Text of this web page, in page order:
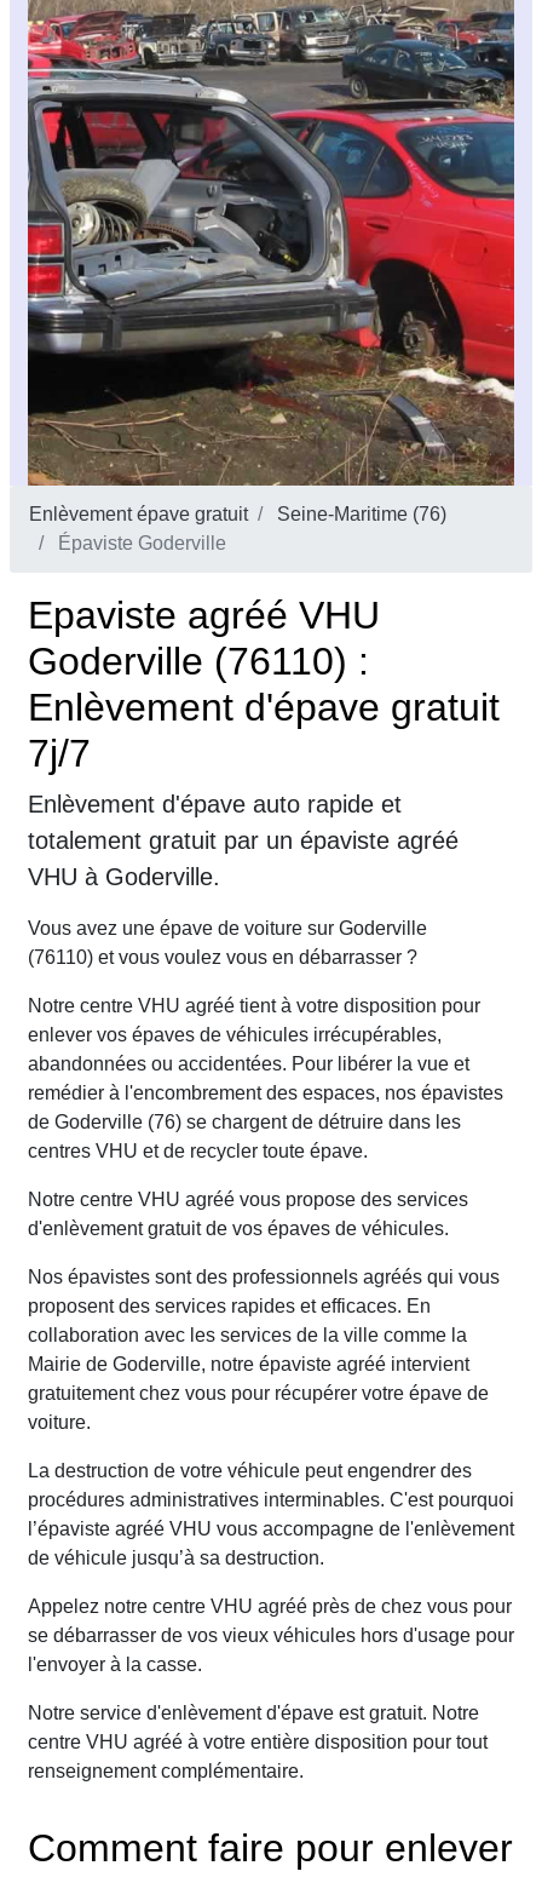
Enlèvement épave gratuit
Seine-Maritime (76)
Épaviste Goderville
Epaviste agréé VHU
Goderville (76110) :
Enlèvement d'épave gratuit
7j/7
Enlèvement d'épave auto rapide et
totalement gratuit par un épaviste agréé
VHU à Goderville.
Vous avez une épave de voiture sur Goderville
(76110) et vous voulez vous en débarrasser ?
Notre centre VHU agréé tient à votre disposition pour
enlever vos épaves de véhicules irrécupérables,
abandonnées ou accidentées. Pour libérer la vue et
remédier à l'encombrement des espaces, nos épavistes
de Goderville (76) se chargent de détruire dans les
centres VHU et de recycler toute épave.
Notre centre VHU agréé vous propose des services
d'enlèvement gratuit de vos épaves de véhicules.
Nos épavistes sont des professionnels agréés qui vous
proposent des services rapides et efficaces. En
collaboration avec les services de la ville comme la
Mairie de Goderville, notre épaviste agréé intervient
gratuitement chez vous pour récupérer votre épave de
voiture.
La destruction de votre véhicule peut engendrer des
procédures administratives interminables. C'est pourquoi
l’épaviste agréé VHU vous accompagne de l'enlèvement
de véhicule jusqu’à sa destruction.
Appelez notre centre VHU agréé près de chez vous pour
se débarrasser de vos vieux véhicules hors d'usage pour
l'envoyer à la casse.
Notre service d'enlèvement d'épave est gratuit. Notre
centre VHU agréé à votre entière disposition pour tout
renseignement complémentaire.
Comment faire pour enlever